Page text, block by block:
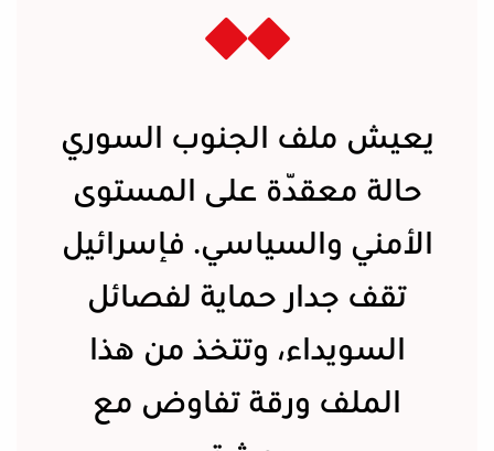
يعيش ملف الجنوب السوري
حالة معقّدة على المستوى
الأمني والسياسي. فإسرائيل
تقف جدار حماية لفصائل
السويداء، وتتخذ من هذا
الملف ورقة تفاوض مع